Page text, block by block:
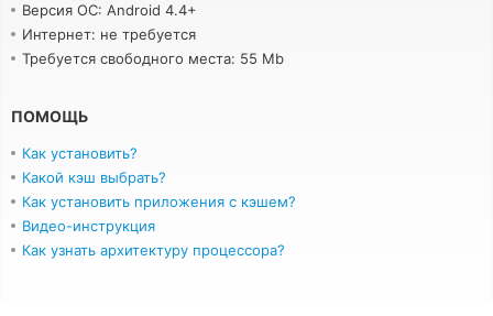
Версия ОС: Android 4.4+
Интернет: не требуется
Требуется свободного места: 55 Mb
ПОМОЩЬ
Как установить?
Какой кэш выбрать?
Как установить приложения с кэшем?
Видео-инструкция
Как узнать архитектуру процессора?